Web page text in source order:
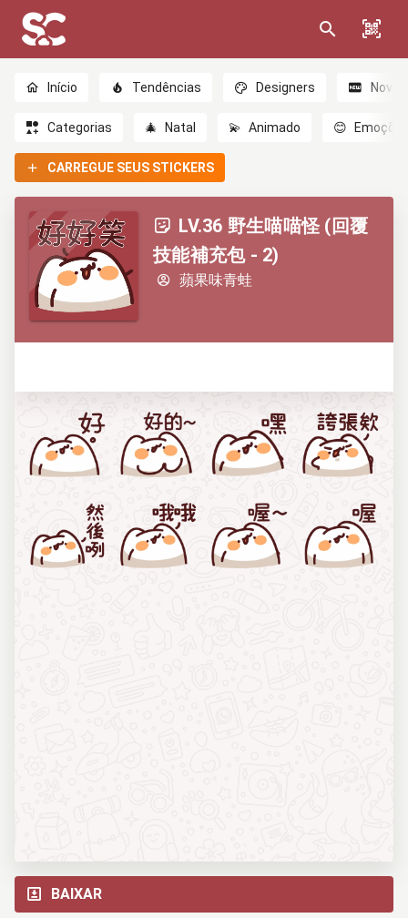
Início Tendências Designers Novo
Categorias 🎄 Natal 💫 Animado 😊
CARREGUE SEUS STICKERS
LV.36 野生喵喵怪 (回覆
技能補充包 - 2)
蘋果味青蛙
BAIXAR